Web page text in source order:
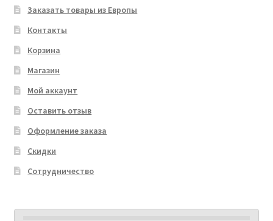
Заказать товары из Европы
Контакты
Корзина
Магазин
Мой аккаунт
Оставить отзыв
Оформление заказа
Скидки
Сотрудничество